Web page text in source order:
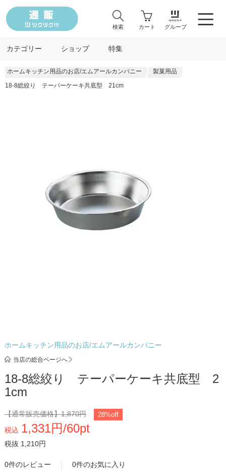
検索 カート グループ
カテゴリー ショップ 特集
ホームキッチン用品のお店/エムアールカンパニー
製菓用品
18-8総絞り テーパーケーキ共底型 21cm
ホームキッチン用品のお店/エムアールカンパニー
当店の総合ページへ
18-8総絞り テーパーケーキ共底型 2
1cm
【通常販売価格】1,870円 28%off
税込 1,331円/60pt
税抜 1,210円
0件のレビュー 0件のお気に入り